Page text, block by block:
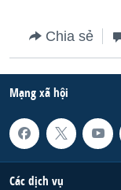
Chia sẻ
Mạng xã hội
Các dịch vụ